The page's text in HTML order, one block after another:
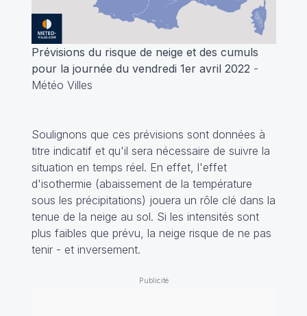
Prévisions du risque de neige et des cumuls
pour la journée du vendredi 1er avril 2022 -
Météo Villes
Soulignons que ces prévisions sont données à
titre indicatif et qu'il sera nécessaire de suivre la
situation en temps réel. En effet, l'effet
d'isothermie (abaissement de la température
sous les précipitations) jouera un rôle clé dans la
tenue de la neige au sol. Si les intensités sont
plus faibles que prévu, la neige risque de ne pas
tenir - et inversement.